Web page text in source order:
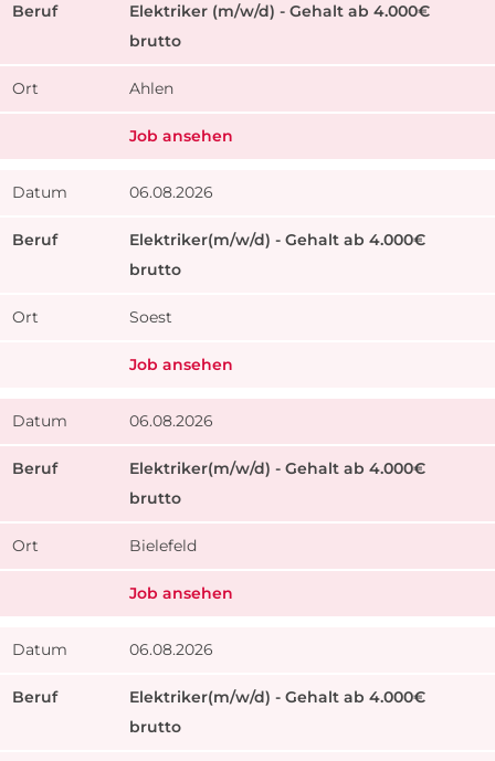
Elektriker (m/w/d) - Gehalt ab 4.000€
brutto
Ahlen
Job ansehen
06.08.2026
Elektriker(m/w/d) - Gehalt ab 4.000€
brutto
Soest
Job ansehen
06.08.2026
Elektriker(m/w/d) - Gehalt ab 4.000€
brutto
Bielefeld
Job ansehen
06.08.2026
Elektriker(m/w/d) - Gehalt ab 4.000€
brutto